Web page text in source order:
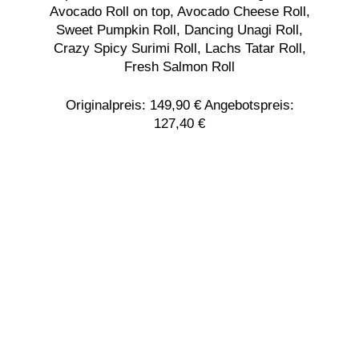
Avocado Roll on top, Avocado Cheese Roll,
Sweet Pumpkin Roll, Dancing Unagi Roll,
Crazy Spicy Surimi Roll, Lachs Tatar Roll,
Fresh Salmon Roll
Originalpreis: 149,90 € Angebotspreis:
127,40 €